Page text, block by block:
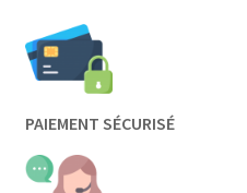
PAIEMENT SÉCURISÉ